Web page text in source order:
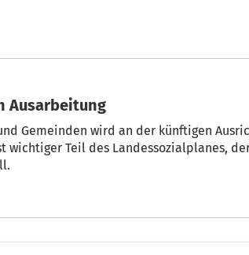
Ausarbeitung
Gemeinden wird an der künftigen
wichtiger Teil des Landessozialplanes,